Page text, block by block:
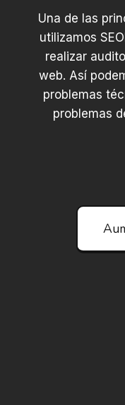
Una de las
utilizamos
realizar
web. Así
problemas
problemas